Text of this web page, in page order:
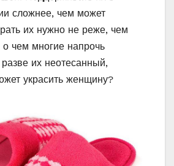
сложнее, чем может
их нужно не реже, чем
чем многие напрочь
их неотесанный,
украсить женщину?